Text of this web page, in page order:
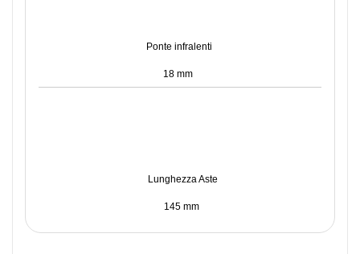
Ponte infralenti
Lunghezza Aste
18 mm
145 mm